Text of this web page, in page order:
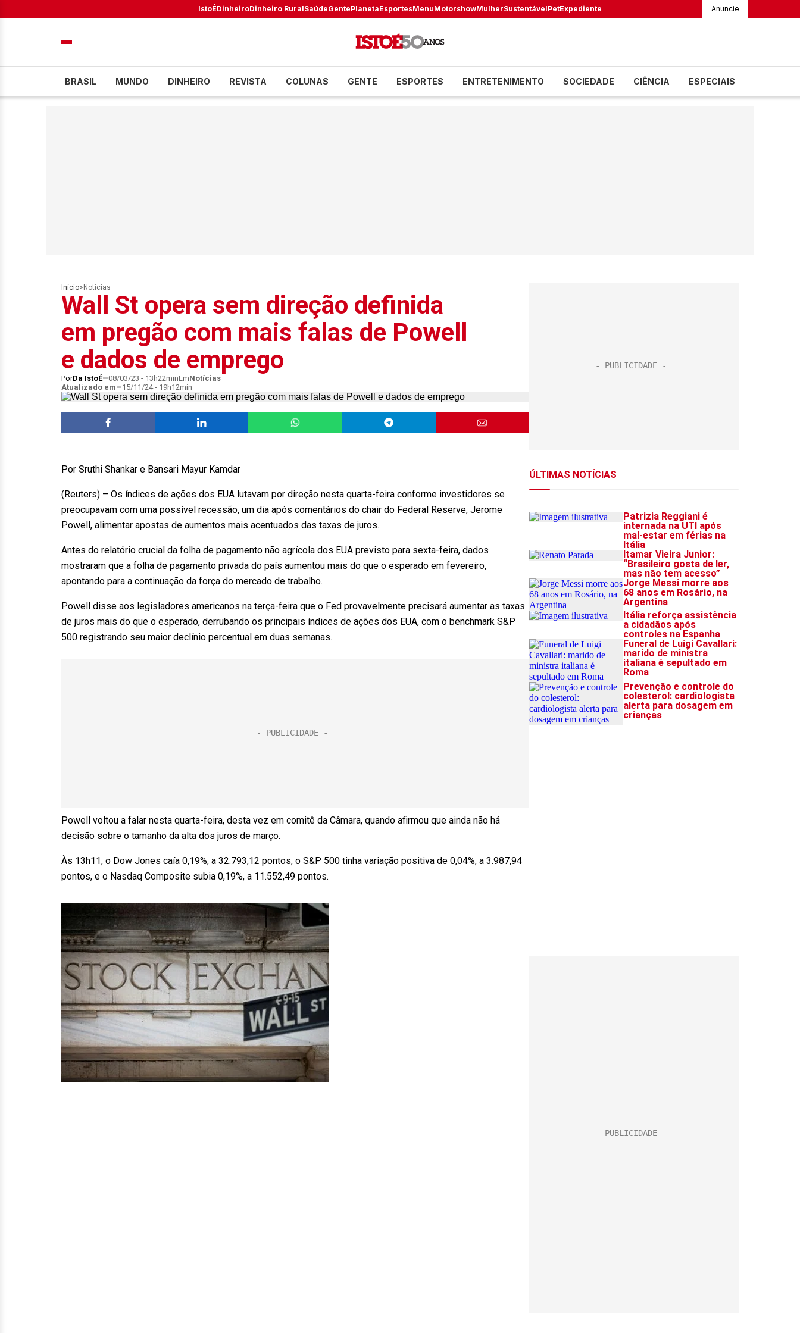
IstoÉDinheiroDinheiro RuralSaúdeGentePlanetaEsportesMenuMotorshowMulherSustentávelPetExpediente Anuncie
BRASIL MUNDO DINHEIRO REVISTA COLUNAS GENTE ESPORTES ENTRETENIMENTO SOCIEDADE CIÊNCIA ESPECIAIS
Início> Notícias
Wall St opera sem direção definida
em pregão com mais falas de Powell
e dados de emprego
PorDa IstoÉ 08/03/23 - 13h22minEmNotícias
Atualizado em
15/11/24 - 19h12min
Por Sruthi Shankar e Bansari Mayur Kamdar
(Reuters) – Os índices de ações dos EUA lutavam por direção nesta quarta-feira conforme investidores se
preocupavam com uma possível recessão, um dia após comentários do chair do Federal Reserve, Jerome
Powell, alimentar apostas de aumentos mais acentuados das taxas de juros.
Antes do relatório crucial da folha de pagamento não agrícola dos EUA previsto para sexta-feira, dados
mostraram que a folha de pagamento privada do país aumentou mais do que o esperado em fevereiro,
apontando para a continuação da força do mercado de trabalho.
Powell disse aos legisladores americanos na terça-feira que o Fed provavelmente precisará aumentar as taxas
de juros mais do que o esperado, derrubando os principais índices de ações dos EUA, com o benchmark S&P
500 registrando seu maior declínio percentual em duas semanas.
Powell voltou a falar nesta quarta-feira, desta vez em comitê da Câmara, quando afirmou que ainda não há
decisão sobre o tamanho da alta dos juros de março.
Às 13h11, o Dow Jones caía 0,19%, a 32.793,12 pontos, o S&P 500 tinha variação positiva de 0,04%, a 3.987,94
pontos, e o Nasdaq Composite subia 0,19%, a 11.552,49 pontos.